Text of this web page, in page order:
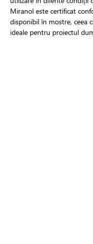
Miranol este certificat
disponibil în mostre, ceea
ideale pentru proiectul